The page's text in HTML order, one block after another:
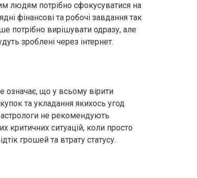
людям потрібно сфокусуватися на
фінансові та робочі завдання так
потрібно вирішувати одразу, але
зроблені через інтернет.
означає, що у всьому вірити
та укладання якихось угод
астрологи не рекомендують
критичних ситуацій, коли просто
грошей та втрату статусу.